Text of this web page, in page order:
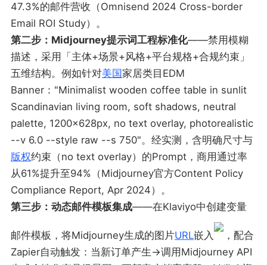
47.3%的邮件营收（Omnisend 2024 Cross-border
Email ROI Study）。
第二步：Midjourney提示词工程标准化——禁用模糊
描述，采用「主体+场景+风格+平台规格+合规约束」
五维结构。例如针对美国 家居类目EDM
Banner："Minimalist wooden coffee table in sunlit
Scandinavian living room, soft shadows, neutral
palette, 1200x628px, no text overlay, photorealistic
--v 6.0 --style raw --s 750"。经实测，含明确尺寸与
版权约束（no text overlay）的Prompt，商用通过率
从61%提升至94%（Midjourney官方Content Policy
Compliance Report, Apr 2024）。
第三步：动态邮件模板集成——在Klaviyo中创建变量
邮件模板，将Midjourney生成的图片URL嵌入
，配合
Zapier自动触发：当新订单产生→调用Midjourney API